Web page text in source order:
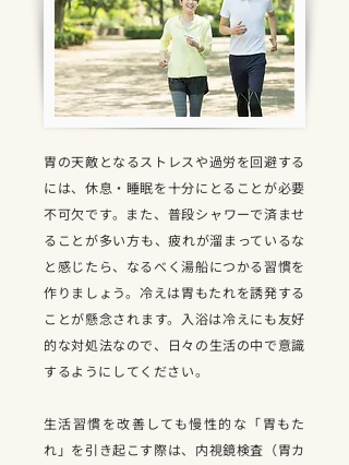
胃の天敵となるストレスや過労を回避する
には、休息・睡眠を十分にとることが必要
不可欠です。また、普段シャワーで済ませ
ることが多い方も、疲れが溜まっているな
と感じたら、なるべく湯船につかる習慣を
作りましょう。冷えは胃もたれを誘発する
ことが懸念されます。入浴は冷えにも友好
的な対処法なので、日々の生活の中で意識
するようにしてください。
生活習慣を改善しても慢性的な「胃もた
れ」を引き起こす際は、内視鏡検査（胃カ